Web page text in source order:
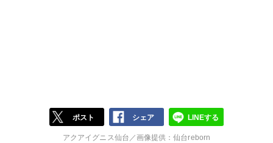
ポスト シェア LINEする
アクアイグニス仙台／画像提供：仙台reborn